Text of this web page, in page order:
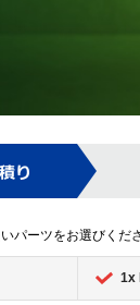
パーツをお選びくださ
1x